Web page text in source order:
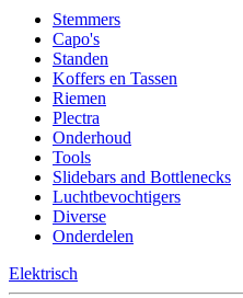
Stemmers
Capo's
Standen
Koffers en Tassen
Riemen
Plectra
Onderhoud
Tools
Slidebars and Bottlenecks
Luchtbevochtigers
Diverse
Onderdelen
Elektrisch